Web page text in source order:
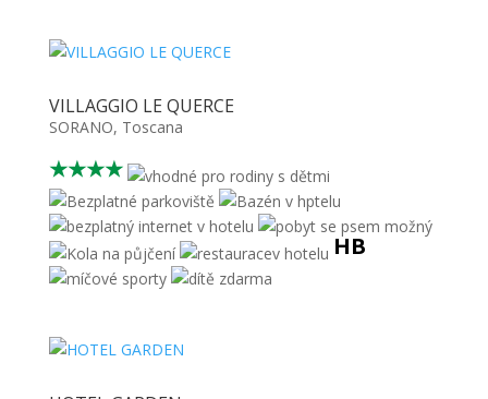
VILLAGGIO LE QUERCE
SORANO, Toscana
★★★★
HB